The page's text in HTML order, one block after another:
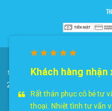
© 2010-2025 Bản quyền nội
số: 0311.807.893 do Sở Kế
28/05/2012. Địa chỉ: 2023
Chí Minh. Điện thoại: 028
Khách hàng nhận
Rất thán phục cô bé tư
thoại. Nhiệt tình tư vấn